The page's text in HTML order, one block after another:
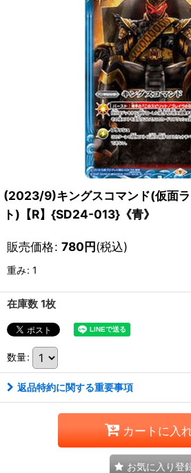
(2023/9)キングスコマンド(仮面
ト)【R】{SD24-013}《青》
販売価格: 780円(税込)
重み: 1
在庫数 1枚
数量:
返品特約に関する重要事項
カートに入
お気に入り登